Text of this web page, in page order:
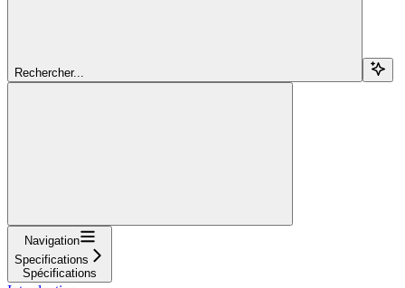
Rechercher...
Navigation
Specifications
Spécifications